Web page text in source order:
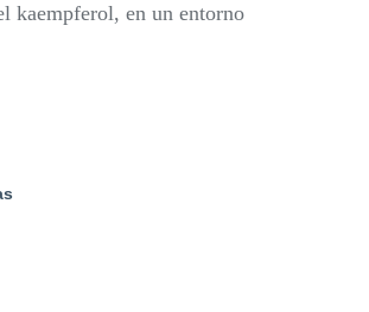
kaempferol, en un entorno